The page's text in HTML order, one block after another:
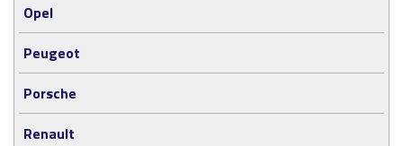
Opel
Peugeot
Porsche
Renault